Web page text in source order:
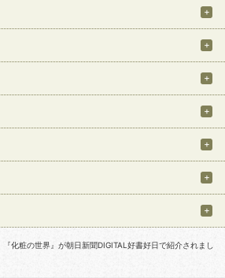
『化粧の世界』が朝日新聞DIGITAL好書好日で紹介されまし